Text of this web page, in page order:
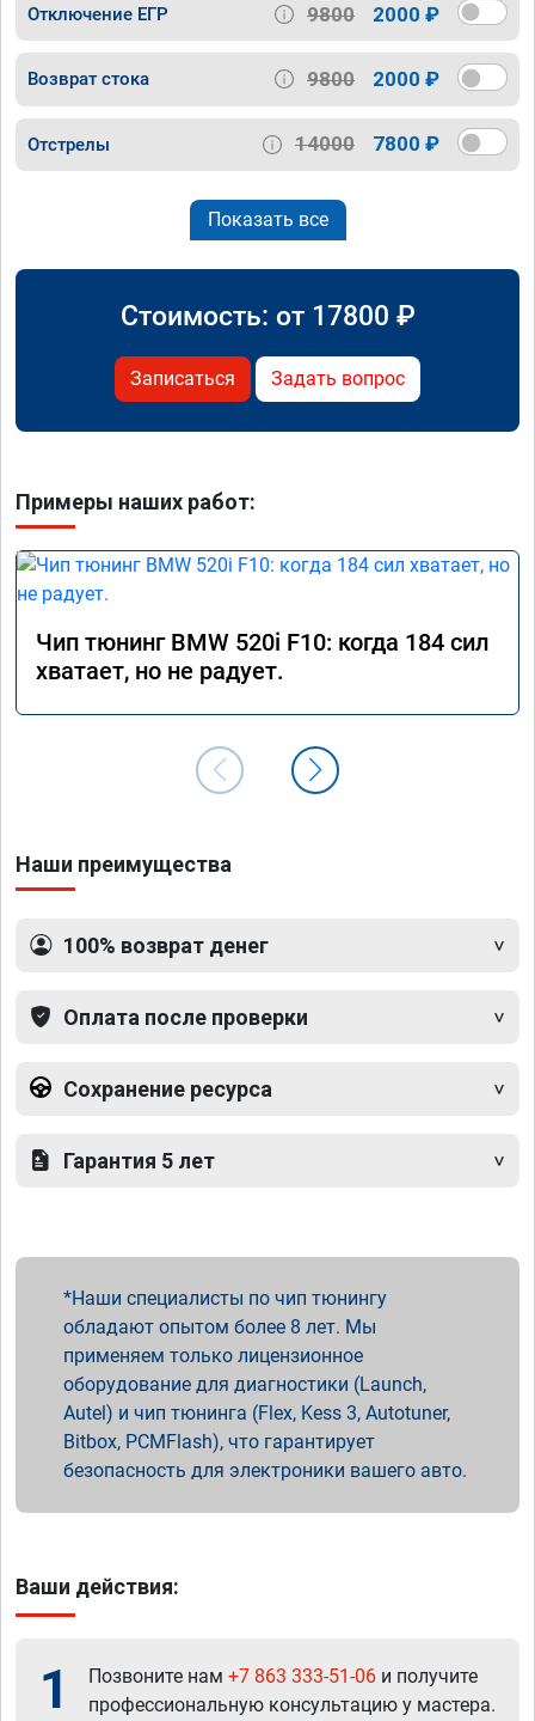
Отключение ЕГР 9800 2000 ₽
Возврат стока 9800 2000 ₽
Отстрелы 14000 7800 ₽
Показать все
Стоимость: от 17800 ₽
Записаться Задать вопрос
Примеры наших работ:
Чип тюнинг BMW 520i F10: когда 184 сил
хватает, но не радует.
Наши преимущества
100% возврат денег
Оплата после проверки
Сохранение ресурса
Гарантия 5 лет
Наши специалисты по чип тюнингу
обладают опытом более 8 лет. Мы
применяем только лицензионное
оборудование для диагностики (Launch,
Autel) и чип тюнинга (Flex, Kess 3, Autotuner,
Bitbox, PCMFlash), что гарантирует
безопасность для электроники вашего авто.
Ваши действия:
1 Позвоните нам +7 863 333-51-06 и получите
профессиональную консультацию у мастера.